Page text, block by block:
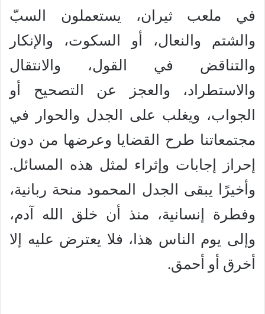
في ملعب ثيران، يستعملون السبّ
والشتم والنعال، أو السكوت، والإنكار
والتناقض في القول، والانتقال
والاستطراد، والعجز عن التصحيح أو
الجواب، ويغلب على الجدل والحوار في
مجتمعاتنا طرح القضايا وعرضها من دون
إحراز إجابات وإثراء لمثل هذه المسائل.
وأخيرًا يبقى الجدل المحمود منحة ربانية،
وفطرة إنسانية، منذ أن خلق الله آدم،
وإلى يوم الناس هذا، فلا يعترض عليه إلا
أخرق أو أحمق.